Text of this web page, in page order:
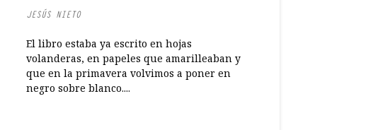
JESÚS NIETO
El libro estaba ya escrito en hojas
volanderas, en papeles que amarilleaban y
que en la primavera volvimos a poner en
negro sobre blanco....